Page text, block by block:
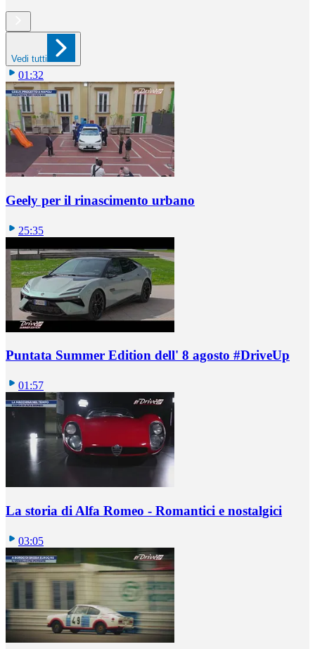
Vedi tutti
01:32
Geely per il rinascimento urbano
25:35
Puntata Summer Edition dell' 8 agosto #DriveUp
01:57
La storia di Alfa Romeo - Romantici e nostalgici
03:05